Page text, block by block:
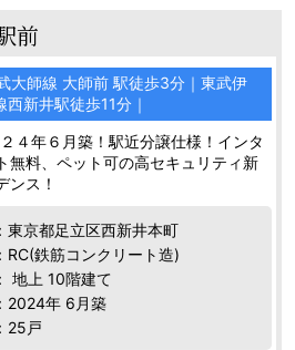
前
大師線 大師前 駅徒歩3分｜東武伊
西新井駅徒歩11分｜
４年６月築！駅近分譲仕様！インタ
無料、ペット可の高セキュリティ新
ンス！
東京都足立区西新井本町
RC(鉄筋コンクリート造)
地上 10階建て
2024年 6月築
25戸